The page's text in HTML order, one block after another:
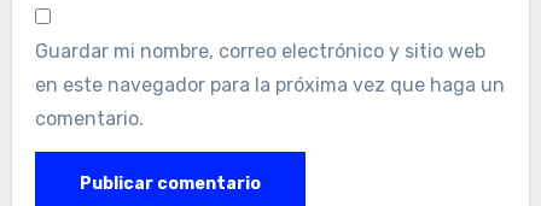
Guardar mi nombre, correo electrónico y sitio web
en este navegador para la próxima vez que haga un
comentario.